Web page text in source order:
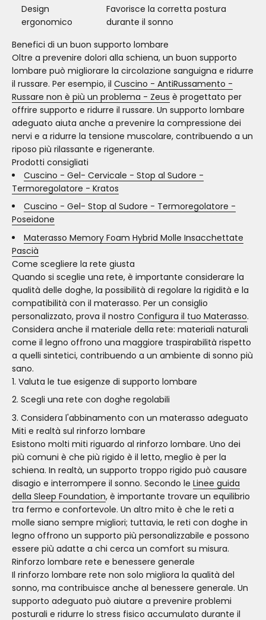
Design
ergonomico
Favorisce la corretta postura
durante il sonno
Benefici di un buon supporto lombare
Oltre a prevenire dolori alla schiena, un buon supporto
lombare può migliorare la circolazione sanguigna e ridurre
il russare. Per esempio, il Cuscino - AntiRussamento -
Russare non è più un problema - Zeus è progettato per
offrire supporto e ridurre il russare. Un supporto lombare
adeguato aiuta anche a prevenire la compressione dei
nervi e a ridurre la tensione muscolare, contribuendo a un
riposo più rilassante e rigenerante.
Prodotti consigliati
Cuscino - Gel- Cervicale - Stop al Sudore -
Termoregolatore - Kratos
Cuscino - Gel- Stop al Sudore - Termoregolatore -
Poseidone
Materasso Memory Foam Hybrid Molle Insacchettate
Pascià
Come scegliere la rete giusta
Quando si sceglie una rete, è importante considerare la
qualità delle doghe, la possibilità di regolare la rigidità e la
compatibilità con il materasso. Per un consiglio
personalizzato, prova il nostro Configura il tuo Materasso.
Considera anche il materiale della rete: materiali naturali
come il legno offrono una maggiore traspirabilità rispetto
a quelli sintetici, contribuendo a un ambiente di sonno più
sano.
Valuta le tue esigenze di supporto lombare
Scegli una rete con doghe regolabili
Considera l'abbinamento con un materasso adeguato
Miti e realtà sul rinforzo lombare
Esistono molti miti riguardo al rinforzo lombare. Uno dei
più comuni è che più rigido è il letto, meglio è per la
schiena. In realtà, un supporto troppo rigido può causare
disagio e interrompere il sonno. Secondo le Linee guida
della Sleep Foundation, è importante trovare un equilibrio
tra fermo e confortevole. Un altro mito è che le reti a
molle siano sempre migliori; tuttavia, le reti con doghe in
legno offrono un supporto più personalizzabile e possono
essere più adatte a chi cerca un comfort su misura.
Rinforzo lombare rete e benessere generale
Il rinforzo lombare rete non solo migliora la qualità del
sonno, ma contribuisce anche al benessere generale. Un
supporto adeguato può aiutare a prevenire problemi
posturali e ridurre lo stress fisico accumulato durante il